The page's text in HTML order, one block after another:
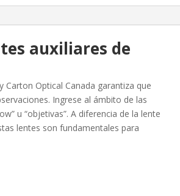
auxiliares de
Optical Canada garantiza que
Ingrese al ámbito de las
u “objetivas”. A diferencia de la lente
lentes son fundamentales para